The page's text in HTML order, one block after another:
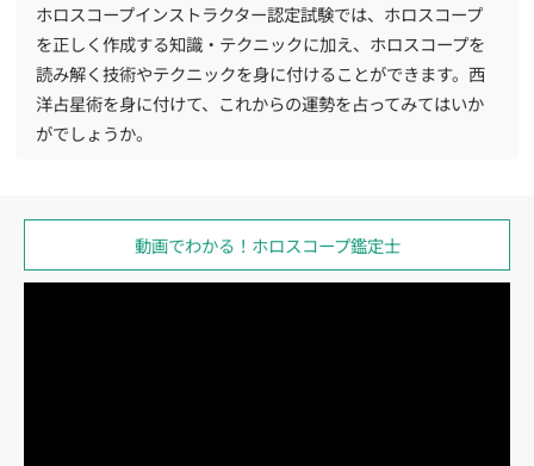
ホロスコープインストラクター認定試験では、ホロスコープ
を正しく作成する知識・テクニックに加え、ホロスコープを
読み解く技術やテクニックを身に付けることができます。西
洋占星術を身に付けて、これからの運勢を占ってみてはいか
がでしょうか。
動画でわかる！ ホロスコープ鑑定士